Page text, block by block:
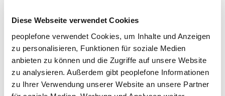
Diese Webseite verwendet Cookies
peoplefone verwendet Cookies, um Inhalte und Anzeigen
zu personalisieren, Funktionen für soziale Medien
anbieten zu können und die Zugriffe auf unsere Website
zu analysieren. Außerdem gibt peoplefone Informationen
zu Ihrer Verwendung unserer Website an unsere Partner
Amerikanisch-Samoa 0,30
Amerikanische
Jungferninseln
0,06 0,06
Andorra 0,06